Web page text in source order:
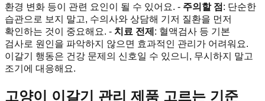
환경 변화 등이 관련 요인이 될 수 있어요. - 주의할 점 : 단순한
습관으로 보지 말고, 수의사와 상담해 기저 질환을 먼저
확인하는 것이 중요해요. - 치료 전제 : 혈액검사 등 기본
검사로 원인을 파악하지 않으면 효과적인 관리가 어려워요.
이갈기 행동은 건강 문제의 신호일 수 있으니, 무시하지 말고
조기에 대응해요.
고양이 이갈기 관리 제품 고르는 기준